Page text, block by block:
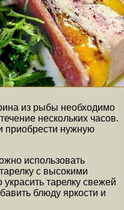
из рыбы необходимо
нескольких часов.
приобрести нужную
использовать
с высокими
тарелку свежей
блюду яркости и